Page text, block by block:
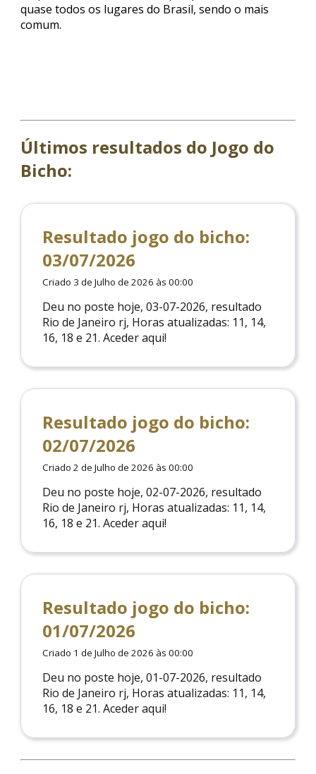
quase todos os lugares do Brasil, sendo o mais
comum.
Últimos resultados do Jogo do
Bicho:
Resultado jogo do bicho:
03/07/2026
Criado 3 de Julho de 2026 às 00:00
Deu no poste hoje, 03-07-2026, resultado
Rio de Janeiro rj, Horas atualizadas: 11, 14,
16, 18 e 21. Aceder aqui!
Resultado jogo do bicho:
02/07/2026
Criado 2 de Julho de 2026 às 00:00
Deu no poste hoje, 02-07-2026, resultado
Rio de Janeiro rj, Horas atualizadas: 11, 14,
16, 18 e 21. Aceder aqui!
Resultado jogo do bicho:
01/07/2026
Criado 1 de Julho de 2026 às 00:00
Deu no poste hoje, 01-07-2026, resultado
Rio de Janeiro rj, Horas atualizadas: 11, 14,
16, 18 e 21. Aceder aqui!